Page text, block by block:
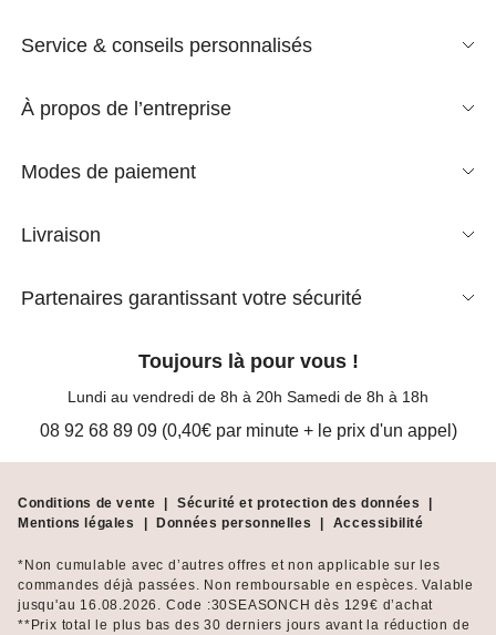
Service & conseils personnalisés
À propos de l’entreprise
Modes de paiement
Livraison
Partenaires garantissant votre sécurité
Toujours là pour vous !
Lundi au vendredi de 8h à 20h Samedi de 8h à 18h
08 92 68 89 09 (0,40€ par minute + le prix d'un appel)
Conditions de vente | Sécurité et protection des données
|
Mentions légales
| Données personnelles | Accessibilité
*Non cumulable avec d’autres offres et non applicable sur les
commandes déjà passées. Non remboursable en espèces. Valable
jusqu'au 16.08.2026. Code :30SEASONCH dès 129€ d’achat
**Prix total le plus bas des 30 derniers jours avant la réduction de